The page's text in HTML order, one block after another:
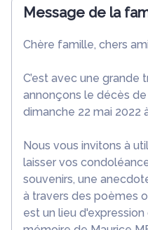
Message de la
Chère famille, chers
C’est avec une grande
annonçons le décès
dimanche 22 mai 2022
Nous vous invitons à
laisser vos
souvenirs, une
à travers des poèmes
est un lieu